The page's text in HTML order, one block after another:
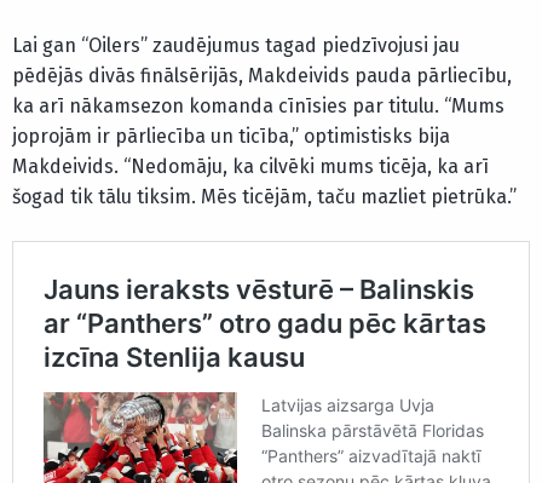
Lai gan “Oilers” zaudējumus tagad piedzīvojusi jau
pēdējās divās finālsērijās, Makdeivids pauda pārliecību,
ka arī nākamsezon komanda cīnīsies par titulu. “Mums
joprojām ir pārliecība un ticība,” optimistisks bija
Makdeivids. “Nedomāju, ka cilvēki mums ticēja, ka arī
šogad tik tālu tiksim. Mēs ticējām, taču mazliet pietrūka.”